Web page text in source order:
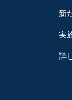
新
実
詳